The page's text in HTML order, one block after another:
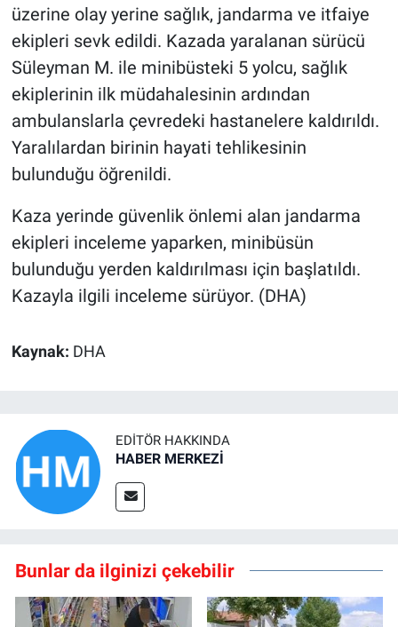
üzerine olay yerine sağlık, jandarma ve itfaiye
ekipleri sevk edildi. Kazada yaralanan sürücü
Süleyman M. ile minibüsteki 5 yolcu, sağlık
ekiplerinin ilk müdahalesinin ardından
ambulanslarla çevredeki hastanelere kaldırıldı.
Yaralılardan birinin hayati tehlikesinin
bulunduğu öğrenildi.
Kaza yerinde güvenlik önlemi alan jandarma
ekipleri inceleme yaparken, minibüsün
bulunduğu yerden kaldırılması için başlatıldı.
Kazayla ilgili inceleme sürüyor. (DHA)
Kaynak: DHA
EDITÖR HAKKINDA
HABER MERKEZİ
Bunlar da ilginizi çekebilir